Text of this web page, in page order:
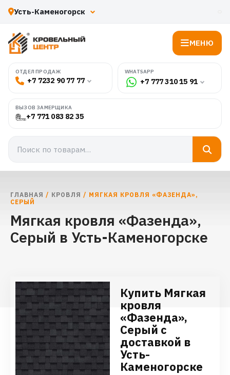
МЕНЮ
ОТДЕЛ ПРОДАЖ
+7 7232 90 77 77
WHATSAPP
+7 777 310 15 91
ВЫЗОВ ЗАМЕРЩИКА
+7 771 083 82 35
ГЛАВНАЯ / КРОВЛЯ / МЯГКАЯ КРОВЛЯ «ФАЗЕНДА»,
СЕРЫЙ
Мягкая кровля «Фазенда»,
Серый в Усть-Каменогорске
Купить Мягкая
кровля
«Фазенда»,
Серый с
доставкой в
Усть-
Каменогорске